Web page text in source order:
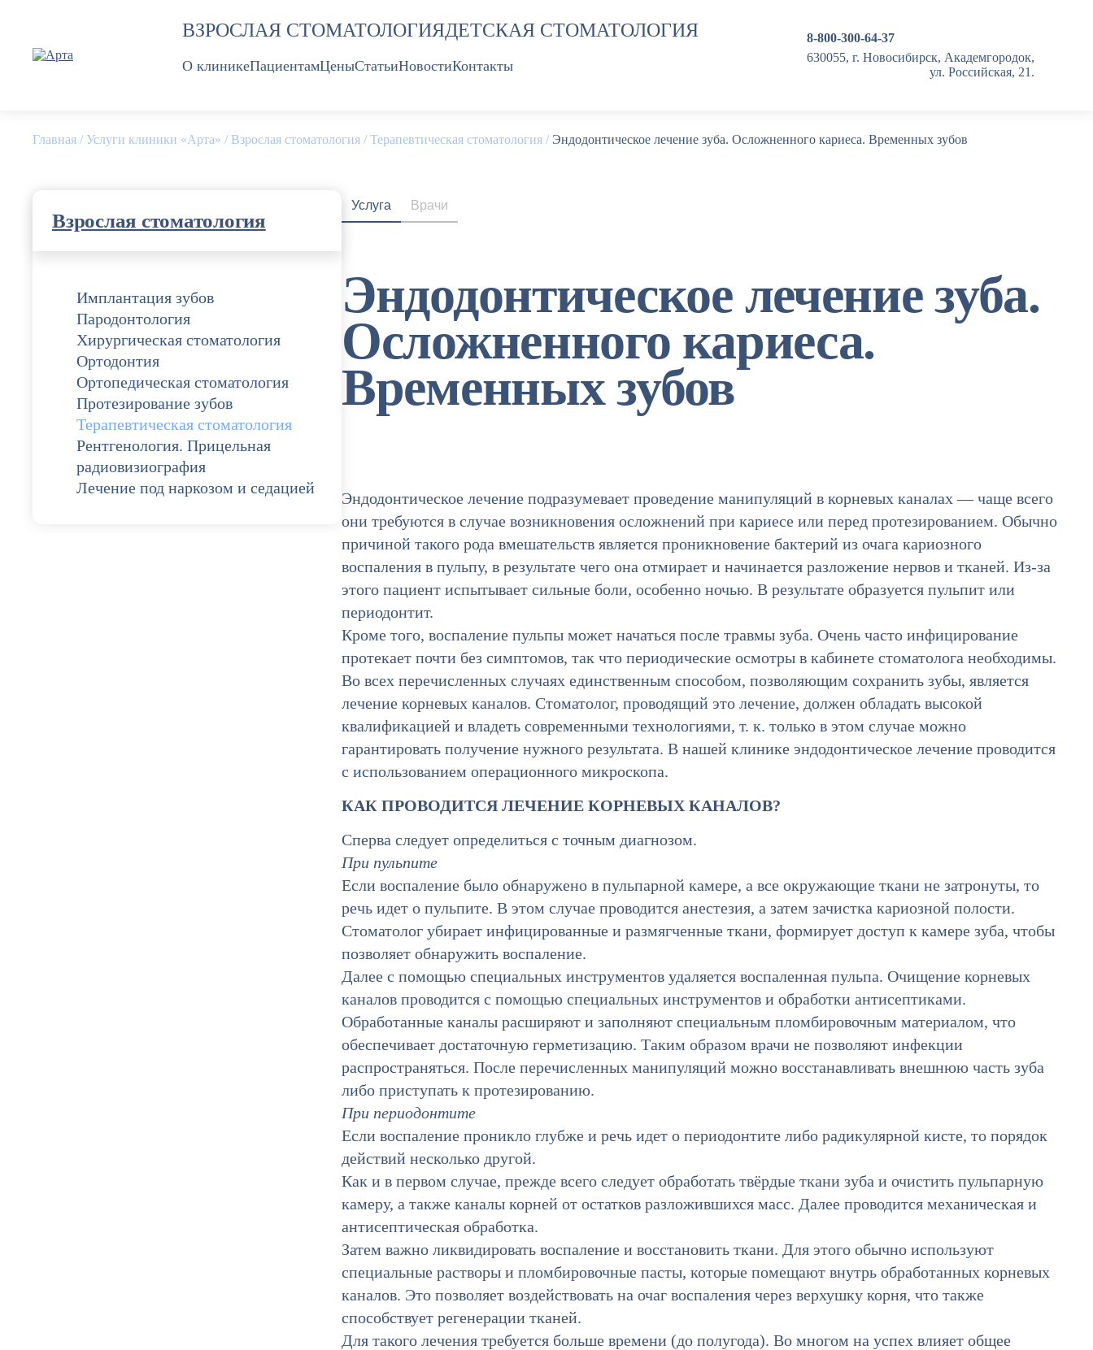
содержанию
ВЗРОСЛАЯ СТОМАТОЛОГИЯДЕТСКАЯ СТОМАТОЛОГИЯ
О клиникеПациентамЦеныСтатьиНовостиКонтакты
8-800-300-64-37
630055, г. Новосибирск, Академгородок,
ул. Российская, 21.
Главная / Услуги клиники «Арта» / Взрослая стоматология /Терапевтическая стоматология / Эндодонтическое лечение зуба. Осложненного кариеса. Временных зубов
Взрослая стоматология
Имплантация зубов
Пародонтология
Хирургическая стоматология
Ортодонтия
Ортопедическая стоматология
Протезирование зубов
Терапевтическая стоматология
Рентгенология. Прицельная
радиовизиография
Лечение под наркозом и седацией
Услуга Врачи
Эндодонтическое лечение зуба.
Осложненного кариеса.
Временных зубов
Эндодонтическое лечение подразумевает проведение манипуляций в корневых каналах — чаще всего
они требуются в случае возникновения осложнений при кариесе или перед протезированием. Обычно
причиной такого рода вмешательств является проникновение бактерий из очага кариозного
воспаления в пульпу, в результате чего она отмирает и начинается разложение нервов и тканей. Из-за
этого пациент испытывает сильные боли, особенно ночью. В результате образуется пульпит или
периодонтит.
Кроме того, воспаление пульпы может начаться после травмы зуба. Очень часто инфицирование
протекает почти без симптомов, так что периодические осмотры в кабинете стоматолога необходимы.
Во всех перечисленных случаях единственным способом, позволяющим сохранить зубы, является
лечение корневых каналов. Стоматолог, проводящий это лечение, должен обладать высокой
квалификацией и владеть современными технологиями, т. к. только в этом случае можно
гарантировать получение нужного результата. В нашей клинике эндодонтическое лечение проводится
с использованием операционного микроскопа.
КАК ПРОВОДИТСЯ ЛЕЧЕНИЕ КОРНЕВЫХ КАНАЛОВ?
Сперва следует определиться с точным диагнозом.
При пульпите
Если воспаление было обнаружено в пульпарной камере, а все окружающие ткани не затронуты, то
речь идет о пульпите. В этом случае проводится анестезия, а затем зачистка кариозной полости.
Стоматолог убирает инфицированные и размягченные ткани, формирует доступ к камере зуба, чтобы
позволяет обнаружить воспаление.
Далее с помощью специальных инструментов удаляется воспаленная пульпа. Очищение корневых
каналов проводится с помощью специальных инструментов и обработки антисептиками.
Обработанные каналы расширяют и заполняют специальным пломбировочным материалом, что
обеспечивает достаточную герметизацию. Таким образом врачи не позволяют инфекции
распространяться. После перечисленных манипуляций можно восстанавливать внешнюю часть зуба
либо приступать к протезированию.
При периодонтите
Если воспаление проникло глубже и речь идет о периодонтите либо радикулярной кисте, то порядок
действий несколько другой.
Как и в первом случае, прежде всего следует обработать твёрдые ткани зуба и очистить пульпарную
камеру, а также каналы корней от остатков разложившихся масс. Далее проводится механическая и
антисептическая обработка.
Затем важно ликвидировать воспаление и восстановить ткани. Для этого обычно используют
специальные растворы и пломбировочные пасты, которые помещают внутрь обработанных корневых
каналов. Это позволяет воздействовать на очаг воспаления через верхушку корня, что также
способствует регенерации тканей.
Для такого лечения требуется больше времени (до полугода). Во многом на успех влияет общее